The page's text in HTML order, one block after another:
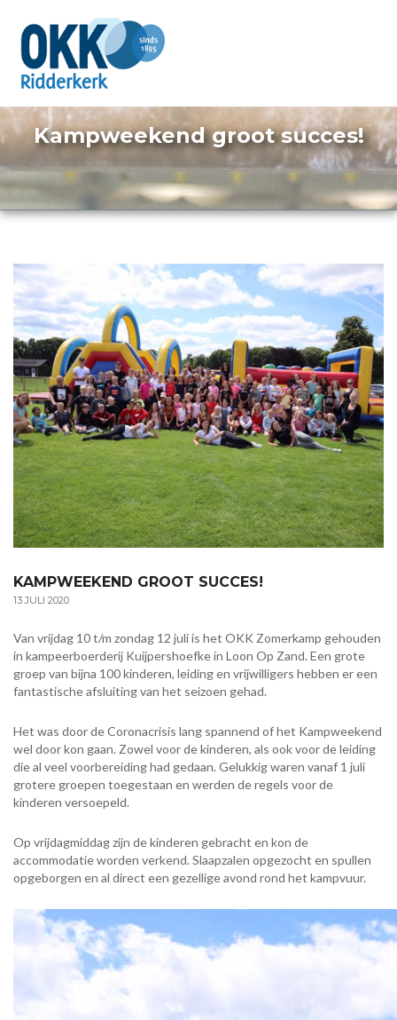
Kampweekend groot succes!
KAMPWEEKEND GROOT SUCCES!
13 JULI 2020
Van vrijdag 10 t/m zondag 12 juli is het OKK Zomerkamp gehouden
in kampeerboerderij Kuijpershoefke in Loon Op Zand. Een grote
groep van bijna 100 kinderen, leiding en vrijwilligers hebben er een
fantastische afsluiting van het seizoen gehad.
Het was door de Coronacrisis lang spannend of het Kampweekend
wel door kon gaan. Zowel voor de kinderen, als ook voor de leiding
die al veel voorbereiding had gedaan. Gelukkig waren vanaf 1 juli
grotere groepen toegestaan en werden de regels voor de
kinderen versoepeld.
Op vrijdagmiddag zijn de kinderen gebracht en kon de
accommodatie worden verkend. Slaapzalen opgezocht en spullen
opgeborgen en al direct een gezellige avond rond het kampvuur.